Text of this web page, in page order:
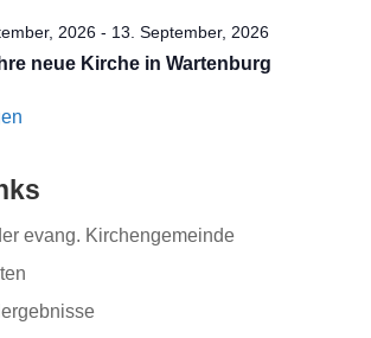
2026 - 13. September, 2026
neue Kirche in Wartenburg
evang. Kirchengemeinde